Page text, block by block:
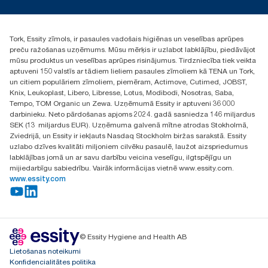
+371 29141799
Atrast izplatītāju
Ulbrokas street 19A
Riga, Latvija
LV-1028
Tork, Essity zīmols, ir pasaules vadošais higiēnas un veselības aprūpes
preču ražošanas uzņēmums. Mūsu mērķis ir uzlabot labklājību, piedāvājot
mūsu produktus un veselības aprūpes risinājumus. Tirdzniecība tiek veikta
aptuveni 150 valstīs ar tādiem lieliem pasaules zīmoliem kā TENA un Tork,
un citiem populāriem zīmoliem, piemēram, Actimove, Cutimed, JOBST,
Knix, Leukoplast, Libero, Libresse, Lotus, Modibodi, Nosotras, Saba,
Tempo, TOM Organic un Zewa. Uzņēmumā Essity ir aptuveni 36 000
darbinieku. Neto pārdošanas apjoms 2024. gadā sasniedza 146 miljardus
SEK (13 miljardus EUR). Uzņēmuma galvenā mītne atrodas Stokholmā,
Zviedrijā, un Essity ir iekļauts Nasdaq Stockholm biržas sarakstā. Essity
uzlabo dzīves kvalitāti miljoniem cilvēku pasaulē, laužot aizspriedumus
labklājības jomā un ar savu darbību veicina veselīgu, ilgtspējīgu un
mijiedarbīgu sabiedrību. Vairāk informācijas vietnē www.essity.com.
www.essity.com
© Essity Hygiene and Health AB
Lietošanas noteikumi
Konfidencialitātes politika